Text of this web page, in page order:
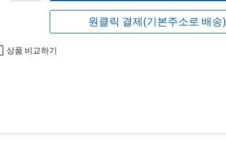
원클릭 결제(기본주소로 배송)
상품 비교하기